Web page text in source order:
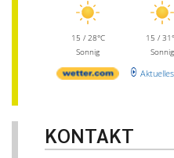
15 / 28°C
Sonnig
15 /
Sonnig
KONTAKT